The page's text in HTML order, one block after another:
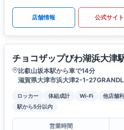
店舗情報 公式サイト
チョコザップびわ湖浜大津
比叡山坂本駅から車で14分
滋賀県大津市浜大津2ｰ1ｰ
ロッカー 体組成計 Wi-Fi 他店舗
駅から5分以内
営業時間